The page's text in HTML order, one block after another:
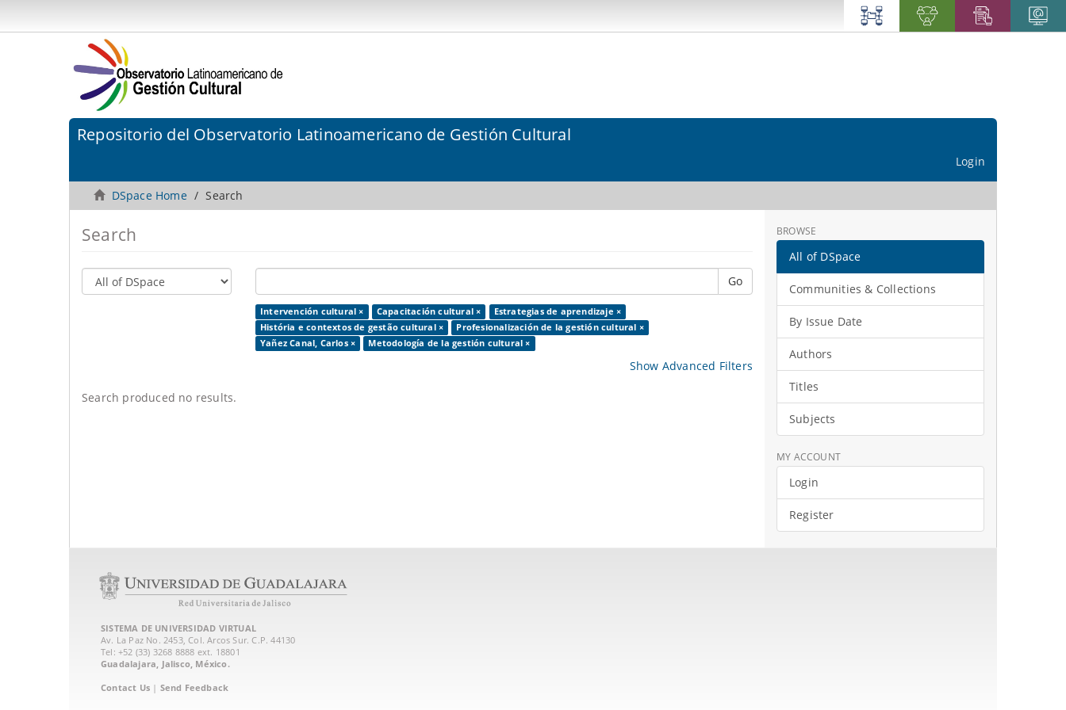
Repositorio del Observatorio Latinoamericano de Gestión Cultural
Login
DSpace Home Search
Search
Go
Intervención cultural × Capacitación cultural ×
Estrategias de aprendizaje ×
História e contextos de gestão cultural ×
Profesionalización de la gestión cultural ×
Yañez Canal, Carlos ×
Metodología de la gestión cultural ×
Show Advanced Filters
Search produced no results.
BROWSE
All of DSpace
Communities & Collections
By Issue Date
Authors
Titles
Subjects
MY ACCOUNT
Login
Register
SISTEMA DE UNIVERSIDAD VIRTUAL
Av. La Paz No. 2453, Col. Arcos Sur. C.P. 44130
Tel: +52 (33) 3268 8888‏ ext. 18801
Guadalajara, Jalisco, México.
Contact Us | Send Feedback